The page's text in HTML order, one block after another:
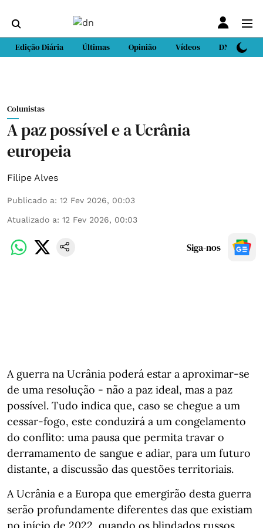
Edição Diária Últimas Opinião Vídeos DN Sport
Colunistas
A paz possível e a Ucrânia
europeia
Filipe Alves
Publicado a: 12 Fev 2026, 00:03
Atualizado a: 12 Fev 2026, 00:03
Siga-nos
A guerra na Ucrânia poderá estar a aproximar-se
de uma resolução - não a paz ideal, mas a paz
possível. Tudo indica que, caso se chegue a um
cessar‑fogo, este conduzirá a um congelamento
do conflito: uma pausa que permita travar o
derramamento de sangue e adiar, para um futuro
distante, a discussão das questões territoriais.
A Ucrânia e a Europa que emergirão desta guerra
serão profundamente diferentes das que existiam